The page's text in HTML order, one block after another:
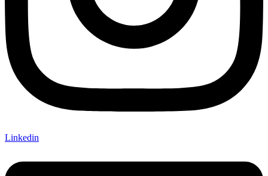
Linkedin